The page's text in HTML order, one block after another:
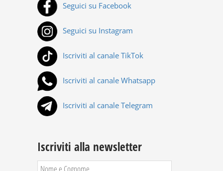
Seguici su Facebook
Seguici su Instagram
Iscriviti al canale TikTok
Iscriviti al canale Whatsapp
Iscriviti al canale Telegram
Iscriviti alla newsletter